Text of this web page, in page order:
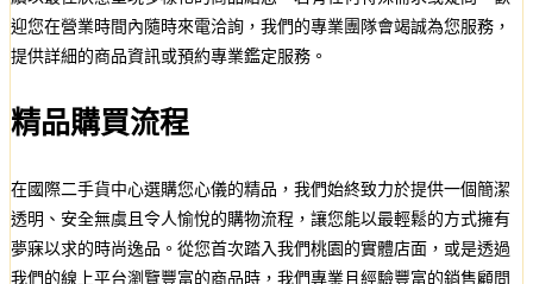
迎您在營業時間內隨時來電洽詢，我們的專業團隊會竭誠為您服務，
提供詳細的商品資訊或預約專業鑑定服務。
精品購買流程
在國際二手貨中心選購您心儀的精品，我們始終致力於提供一個簡潔
透明、安全無虞且令人愉悅的購物流程，讓您能以最輕鬆的方式擁有
夢寐以求的時尚逸品。從您首次踏入我們桃園的實體店面，或是透過
我們的線上平台瀏覽豐富的商品時，我們專業且經驗豐富的銷售顧問